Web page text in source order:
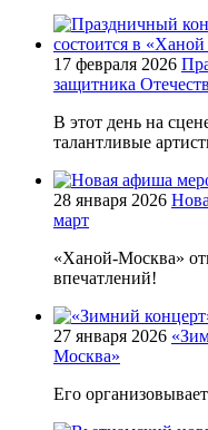
17 февраля 2026
защитника
В этот день на
талантливые
28 января 2026
март
«Ханой‑Москва»
впечатлений!
27 января 2026
Москва»
Его